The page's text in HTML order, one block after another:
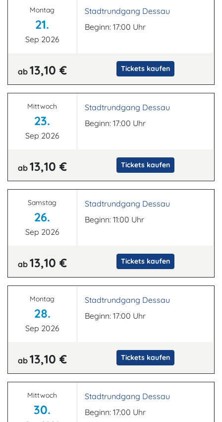
Montag
21.
Sep 2026
Stadtrundgang Dessau
Beginn: 17:00 Uhr
ab 13,10 € Tickets kaufen
Mittwoch
23.
Sep 2026
Stadtrundgang Dessau
Beginn: 17:00 Uhr
ab 13,10 € Tickets kaufen
Samstag
26.
Sep 2026
Stadtrundgang Dessau
Beginn: 11:00 Uhr
ab 13,10 € Tickets kaufen
Montag
28.
Sep 2026
Stadtrundgang Dessau
Beginn: 17:00 Uhr
ab 13,10 € Tickets kaufen
Mittwoch
30.
Stadtrundgang Dessau
Beginn: 17:00 Uhr